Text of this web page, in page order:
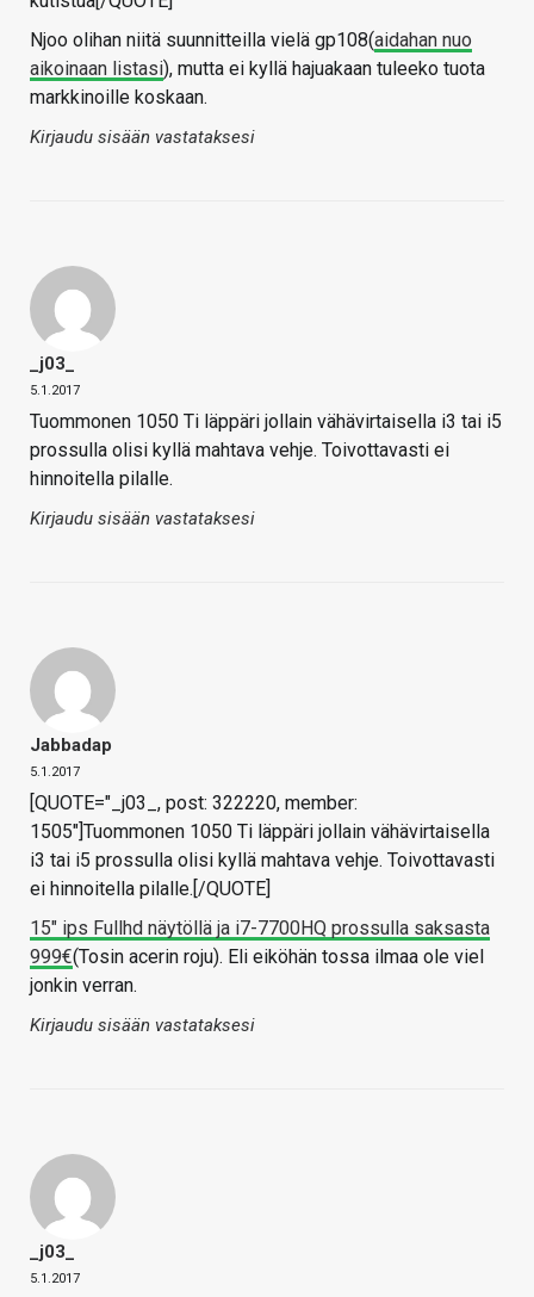
Njoo olihan niitä suunnitteilla vielä gp108(aidahan nuo
aikoinaan listasi), mutta ei kyllä hajuakaan tuleeko tuota
markkinoille koskaan.
Kirjaudu sisään vastataksesi
_j03_
5.1.2017
Tuommonen 1050 Ti läppäri jollain vähävirtaisella i3 tai i5
prossulla olisi kyllä mahtava vehje. Toivottavasti ei
hinnoitella pilalle.
Kirjaudu sisään vastataksesi
Jabbadap
5.1.2017
[QUOTE="_j03_, post: 322220, member:
1505"]Tuommonen 1050 Ti läppäri jollain vähävirtaisella
i3 tai i5 prossulla olisi kyllä mahtava vehje. Toivottavasti
ei hinnoitella pilalle.[/QUOTE]
15" ips Fullhd näytöllä ja i7-7700HQ prossulla saksasta
999€(Tosin acerin roju). Eli eiköhän tossa ilmaa ole viel
jonkin verran.
Kirjaudu sisään vastataksesi
_j03_
5.1.2017